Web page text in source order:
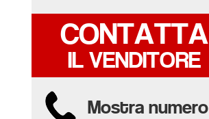
CONTATTA
IL VENDITORE
Mostra numero
CONTATTA
IL VENDITORE
Mostra numero